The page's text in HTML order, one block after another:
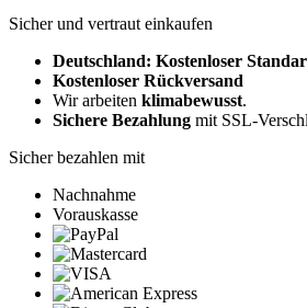
Sicher und vertraut einkaufen
Deutschland: Kostenloser
Kostenloser Rückversand
Wir arbeiten klimabewusst.
Sichere Bezahlung mit SSL-
Sicher bezahlen mit
Nachnahme
Vorauskasse